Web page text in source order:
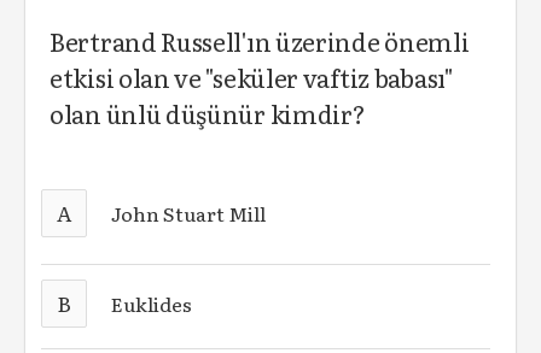
Bertrand Russell'ın üzerinde önemli
etkisi olan ve "seküler vaftiz babası"
olan ünlü düşünür kimdir?
A John Stuart Mill
B Euklides